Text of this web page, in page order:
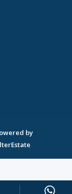
by